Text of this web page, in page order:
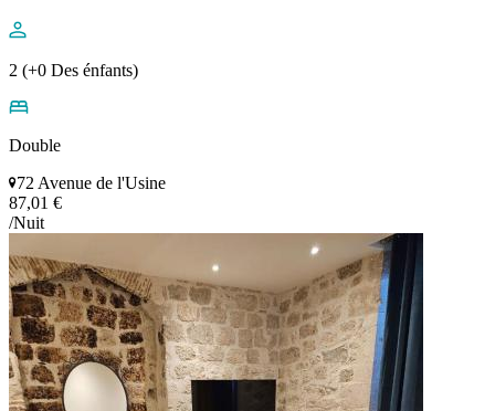
2 (+0 Des énfants)
Double
72 Avenue de l'Usine
87,01 €
/Nuit